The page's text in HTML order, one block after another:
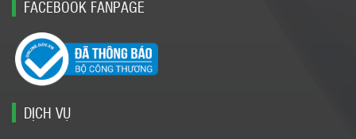
FACEBOOK FANPAGE
DỊCH VỤ